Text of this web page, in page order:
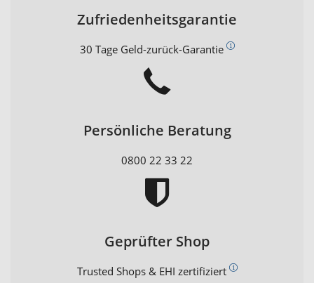
Zufriedenheitsgarantie
30 Tage Geld-zurück-Garantie
Persönliche Beratung
0800 22 33 22
Geprüfter Shop
Trusted Shops & EHI zertifiziert